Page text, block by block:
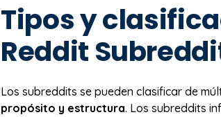
Tipos y
Reddit
Los subreddits se pueden clasificar de
propósito y estructura. Los subreddits